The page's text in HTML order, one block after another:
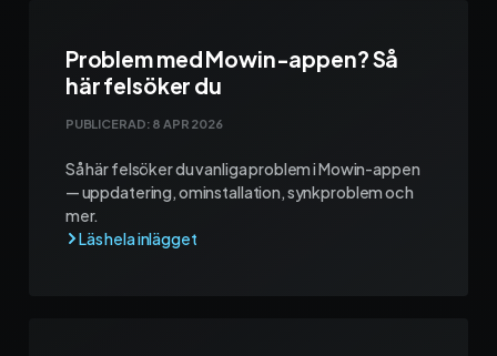
Problem med Mowin-appen? Så
här felsöker du
PUBLICERAD: 8 APR 2026
Så här felsöker du vanliga problem i Mowin-appen
— uppdatering, ominstallation, synkproblem och
mer.